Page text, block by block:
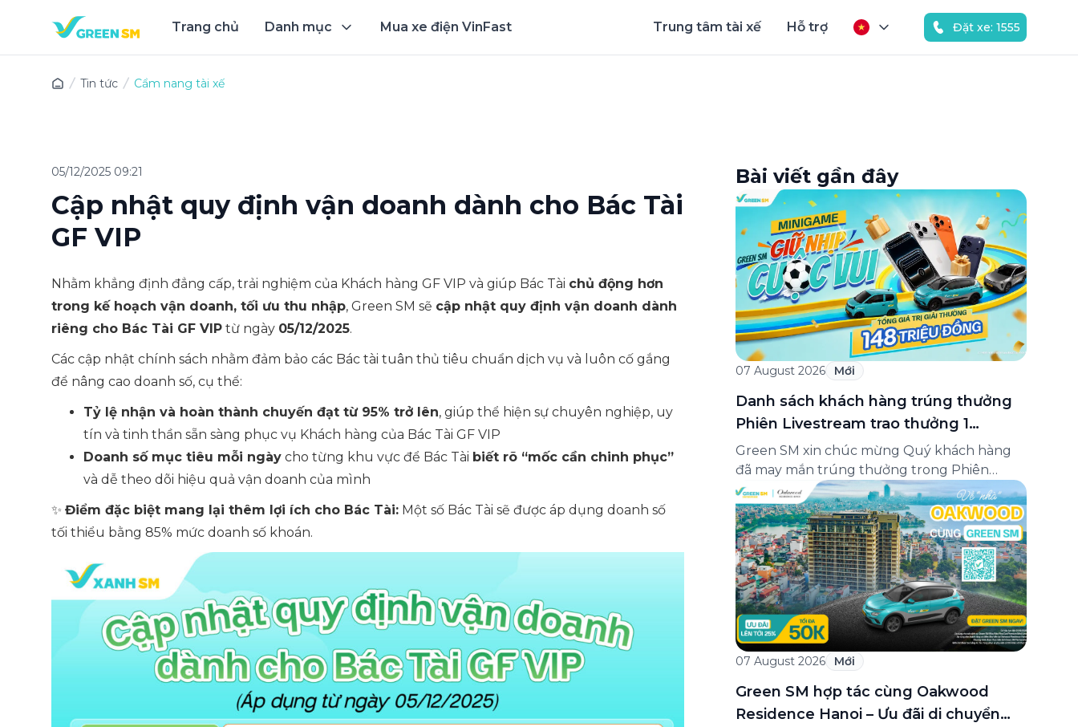
Trang chủ Danh mục Mua xe điện VinFast Trung tâm tài xế Hỗ trợ Đặt xe: 1555
Tin tức Cẩm nang tài xế
05/12/2025 09:21
Cập nhật quy định vận doanh dành cho Bác Tài
GF VIP
Nhằm khẳng định đẳng cấp, trải nghiệm của Khách hàng GF VIP và giúp Bác Tài chủ động hơn
trong kế hoạch vận doanh, tối ưu thu nhập, Green SM sẽ cập nhật quy định vận doanh dành
riêng cho Bác Tài GF VIP từ ngày 05/12/2025.
Các cập nhật chính sách nhằm đảm bảo các Bác tài tuân thủ tiêu chuẩn dịch vụ và luôn cố gắng
để nâng cao doanh số, cụ thể:
Tỷ lệ nhận và hoàn thành chuyến đạt từ 95% trở lên, giúp thể hiện sự chuyên nghiệp, uy
tín và tinh thần sẵn sàng phục vụ Khách hàng của Bác Tài GF VIP
Doanh số mục tiêu mỗi ngày cho từng khu vực để Bác Tài biết rõ “mốc cần chinh phục”
và dễ theo dõi hiệu quả vận doanh của mình
✨ Điểm đặc biệt mang lại thêm lợi ích cho Bác Tài: Một số Bác Tài sẽ được áp dụng doanh số
tối thiểu bằng 85% mức doanh số khoán.
Bài viết gần đây
07 August 2026 Mới
Danh sách khách hàng trúng thưởng
Phiên Livestream trao thưởng 1
Minigame “Giữ nhịp cuộc vui”
Green SM xin chúc mừng Quý khách hàng
đã may mắn trúng thưởng trong Phiên
Livestream trao thưởng 1 của Minigame “Giữ
nhịp cuộc vui”, được phát sóng trực tiếp trên
Fanpage và TikTok Green SM từ 20:00 –
21:00 ngày 04/08/2026. Phiên livestream đã
diễn ra công khai với sự theo dõi của đông […]
07 August 2026 Mới
Green SM hợp tác cùng Oakwood
Residence Hanoi – Ưu đãi di chuyển